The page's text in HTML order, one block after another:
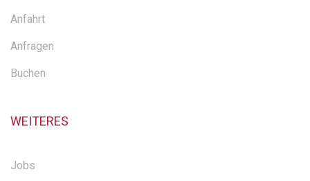
Anfahrt
Anfragen
Buchen
WEITERES
Jobs